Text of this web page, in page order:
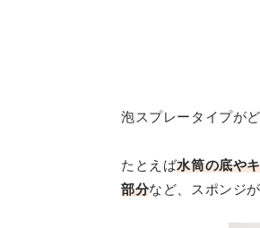
泡スプレータイプが
たとえば水筒の底や
部分など、スポンジ